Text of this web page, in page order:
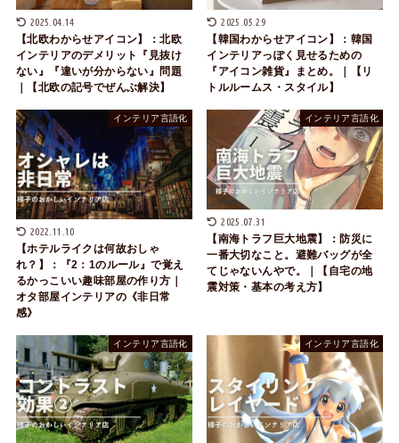
2025.04.14
【北欧わからせアイコン】：北欧
インテリアのデメリット『見抜け
ない』『違いが分からない』問題
｜【北欧の記号でぜんぶ解決】
2025.05.29
【韓国わからせアイコン】：韓国
インテリアっぽく見せるための
『アイコン雑貨』まとめ。｜【リ
トルルームス・スタイル】
インテリア言語化
2022.11.10
【ホテルライクは何故おしゃ
れ？】：『2：1のルール』で覚え
るかっこいい趣味部屋の作り方｜
オタ部屋インテリアの《非日常
感》
インテリア言語化
2025.07.31
【南海トラフ巨大地震】：防災に
一番大切なこと。避難バッグが全
てじゃないんやで。｜【自宅の地
震対策・基本の考え方】
インテリア言語化 インテリア言語化